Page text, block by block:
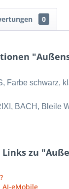
0
Farbe schwarz,
BACH, Bleile
zu
eMobile